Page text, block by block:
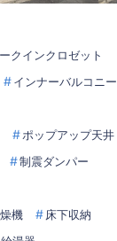
クインクロゼット
インナーバルコニー
ポップアップ天井
制震ダンパー
機
床下収納